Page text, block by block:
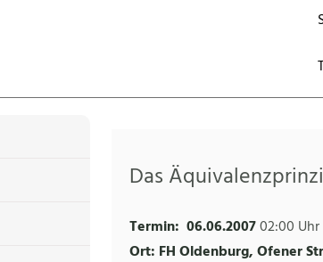
Das
Termin: 06.06.200702:00 Uhr
Ort: FH Oldenburg, Ofener